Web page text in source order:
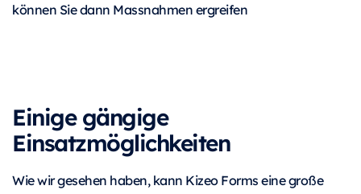
können Sie dann Massnahmen ergreifen
Einige gängige
Einsatzmöglichkeiten
Wie wir gesehen haben, kann Kizeo Forms eine große